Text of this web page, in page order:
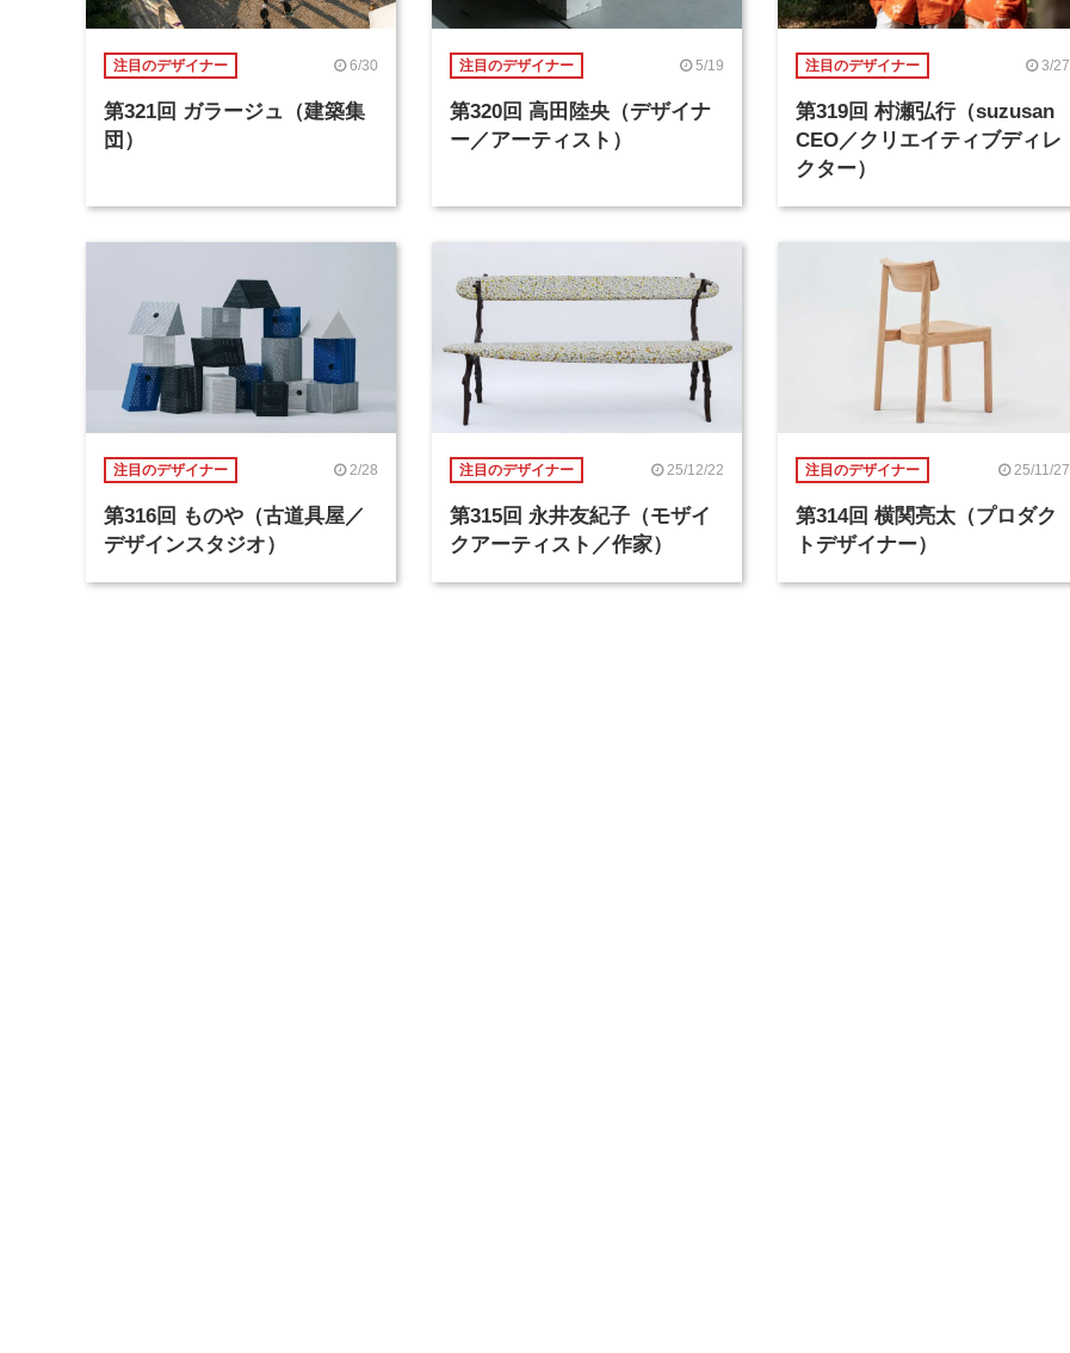
注目のデザイナー 6/30
第321回 ガラージュ（建築集
団）
注目のデザイナー 5/19
第320回 高田陸央（デザイナ
ー／アーティスト）
注目のデザイナー 3/27
第319回 村瀬弘行（suzusan
CEO／クリエイティブディレ
クター）
注目のデザイナー 2/28
第316回 ものや（古道具屋／
デザインスタジオ）
注目のデザイナー 25/12/22
第315回 永井友紀子（モザイ
クアーティスト／作家）
注目のデザイナー 25/11/27
第314回 横関亮太（プロダク
トデザイナー）